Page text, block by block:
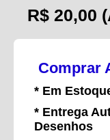
R$ 20,00
Comprar
* Em
* Entrega
Desenhos